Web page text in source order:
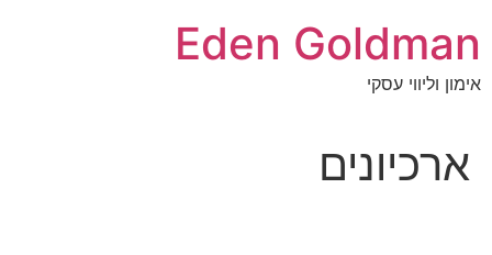
Eden Goldman
אימון וליווי עסקי
ארכיונים